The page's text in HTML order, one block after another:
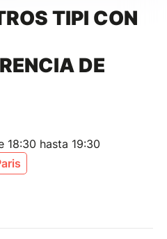
TIPI CON
DE
18:30 hasta 19:30